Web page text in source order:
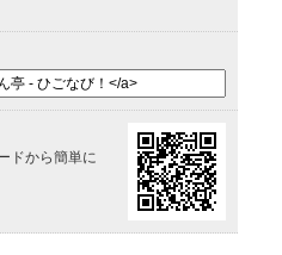
ドから簡単に